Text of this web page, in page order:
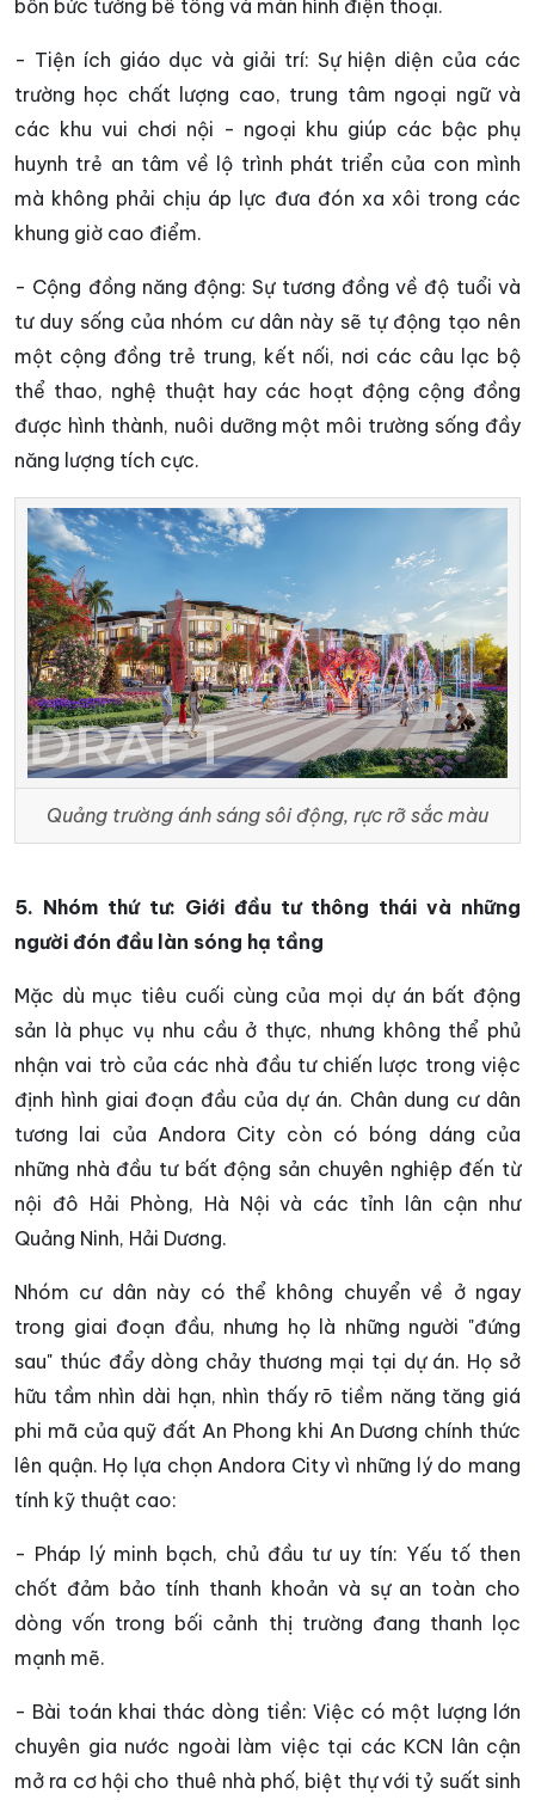
bốn bức tường bê tông và màn hình điện thoại.
- Tiện ích giáo dục và giải trí: Sự hiện diện của các
trường học chất lượng cao, trung tâm ngoại ngữ và
các khu vui chơi nội - ngoại khu giúp các bậc phụ
huynh trẻ an tâm về lộ trình phát triển của con mình
mà không phải chịu áp lực đưa đón xa xôi trong các
khung giờ cao điểm.
- Cộng đồng năng động: Sự tương đồng về độ tuổi và
tư duy sống của nhóm cư dân này sẽ tự động tạo nên
một cộng đồng trẻ trung, kết nối, nơi các câu lạc bộ
thể thao, nghệ thuật hay các hoạt động cộng đồng
được hình thành, nuôi dưỡng một môi trường sống đầy
năng lượng tích cực.
Quảng trường ánh sáng sôi động, rực rỡ sắc màu
5. Nhóm thứ tư: Giới đầu tư thông thái và những
người đón đầu làn sóng hạ tầng
Mặc dù mục tiêu cuối cùng của mọi dự án bất động
sản là phục vụ nhu cầu ở thực, nhưng không thể phủ
nhận vai trò của các nhà đầu tư chiến lược trong việc
định hình giai đoạn đầu của dự án. Chân dung cư dân
tương lai của Andora City còn có bóng dáng của
những nhà đầu tư bất động sản chuyên nghiệp đến từ
nội đô Hải Phòng, Hà Nội và các tỉnh lân cận như
Quảng Ninh, Hải Dương.
Nhóm cư dân này có thể không chuyển về ở ngay
trong giai đoạn đầu, nhưng họ là những người "đứng
sau" thúc đẩy dòng chảy thương mại tại dự án. Họ sở
hữu tầm nhìn dài hạn, nhìn thấy rõ tiềm năng tăng giá
phi mã của quỹ đất An Phong khi An Dương chính thức
lên quận. Họ lựa chọn Andora City vì những lý do mang
tính kỹ thuật cao:
- Pháp lý minh bạch, chủ đầu tư uy tín: Yếu tố then
chốt đảm bảo tính thanh khoản và sự an toàn cho
dòng vốn trong bối cảnh thị trường đang thanh lọc
mạnh mẽ.
- Bài toán khai thác dòng tiền: Việc có một lượng lớn
chuyên gia nước ngoài làm việc tại các KCN lân cận
mở ra cơ hội cho thuê nhà phố, biệt thự với tỷ suất sinh